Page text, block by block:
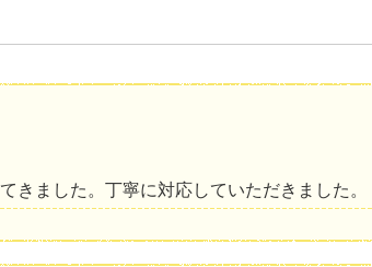
きました。丁寧に対応していただきました。